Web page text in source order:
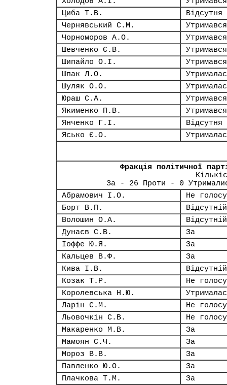
Циба Т.В.
Відсутня
Чернявський С.М.
Утримався
Чорноморов А.О.
Утримався
Шевченко Є.В.
Утримався
Шипайло О.І.
Утримався
Шпак Л.О.
Шуляк О.О.
Юраш С.А.
Утримався
Якименко П.В.
Утримався
Янченко Г.І.
Відсутня
Ясько Є.О.
Фракція політичної
За - 26 Проти - 0
Абрамович І.О.
Не
Борт В.П.
Відсутній
Волошин О.А.
Відсутній
Дунаєв С.В.
За
Іоффе Ю.Я.
За
Кальцев В.Ф.
За
Кива І.В.
Відсутній
Козак Т.Р.
Не
Королевська Н.Ю.
Ларін С.М.
Не
Льовочкін С.В.
Не
Макаренко М.В.
За
Мамоян С.Ч.
За
Мороз В.В.
За
Павленко Ю.О.
За
Плачкова Т.М.
За